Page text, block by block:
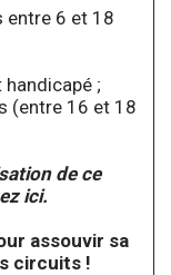
entre 6 et 18
handicapé ;
(entre 16 et 18
de ce
ici.
assouvir sa
circuits !